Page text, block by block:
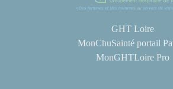
GHT Loire
MonChuSainté portail
MonGHTLoire Pro